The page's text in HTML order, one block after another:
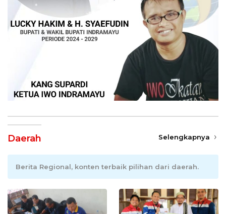
Daerah Selengkapnya
Berita Regional, konten terbaik pilihan dari daerah.